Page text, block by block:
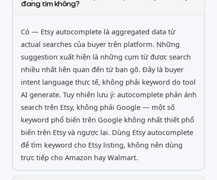
đang tìm không?
Có — Etsy autocomplete là aggregated data từ
actual searches của buyer trên platform. Những
suggestion xuất hiện là những cụm từ được search
nhiều nhất liên quan đến từ bạn gõ. Đây là buyer
intent language thực tế, không phải keyword do tool
AI generate. Tuy nhiên lưu ý: autocomplete phản ánh
search trên Etsy, không phải Google — một số
keyword phổ biến trên Google không nhất thiết phổ
biến trên Etsy và ngược lại. Dùng Etsy autocomplete
để tìm keyword cho Etsy listing, không nên dùng
trực tiếp cho Amazon hay Walmart.